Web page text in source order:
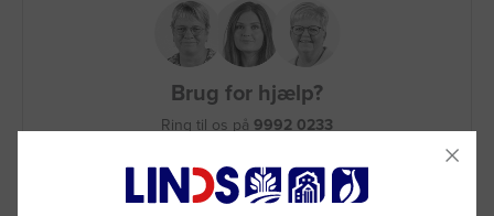
Brug for hjælp?
Ring til os på 9992 0233
Du kan også kontakte din lokale sælger
–se oversigten her